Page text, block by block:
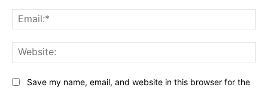
Save my name, email, and website in this browser for the